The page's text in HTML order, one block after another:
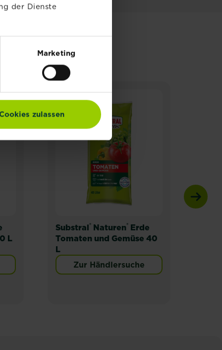
der Dienste
Marketing
Cookies zulassen
L
Substral® Naturen® Erde
Tomaten und Gemüse 40
L
Zur Händlersuche